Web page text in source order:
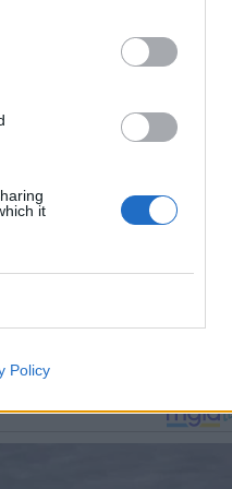
it
Policy
όλο το πρόσωπο
τη μάσκα με άφθονο
των
και την